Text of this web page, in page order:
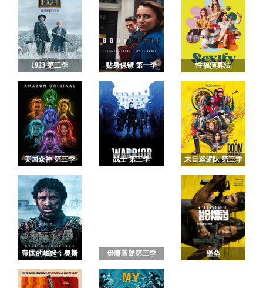
1923 第二季 贴身保镖 第一季 性福演算法
美国众神 第三季 战士 第三季 末日巡逻队 第三季
帝国的崛起：奥斯
毋庸置疑第三季 堡垒